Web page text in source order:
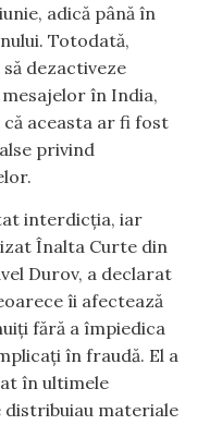
adică până în
Totodată,
dezactiveze
în India,
aceasta ar fi fost
privind
interdicția, iar
Înalta Curte din
Durov, a declarat
îi afectează
fără a împiedica
în fraudă. El a
în ultimele
distribuiau materiale